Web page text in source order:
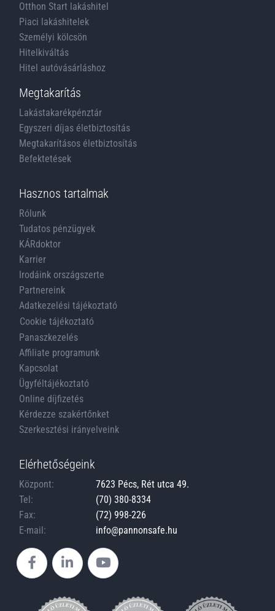
Otthon Start lakáshitel
Piaci lakáshitelek
Személyi kölcsön
Hitelkiváltás
Hitel autóvásárláshoz
Megtakarítás
Lakástakarékpénztár
Egyszeri díjas életbiztosítás
Megtakarításos életbiztosítás
Befektetések
Hasznos tartalmak
Rólunk
Tudatos pénzügyek
KÁRdoktor
Karrier
Irodáink országszerte
Partnereink
Adatkezelési tájékoztató
Cookie tájékoztató
Panaszkezelés
Affiliate programunk
Kapcsolat
Ügyféltájékoztató
Online díjfizetés
Kérdezze szakértőnket
Szerkesztési irányelveink
Elérhetőségeink
Központ:
7623 Pécs, Rét utca 49.
Tel:
(70) 380-8334
Fax:
(72) 998-226
E-mail:
info@pannonsafe.hu